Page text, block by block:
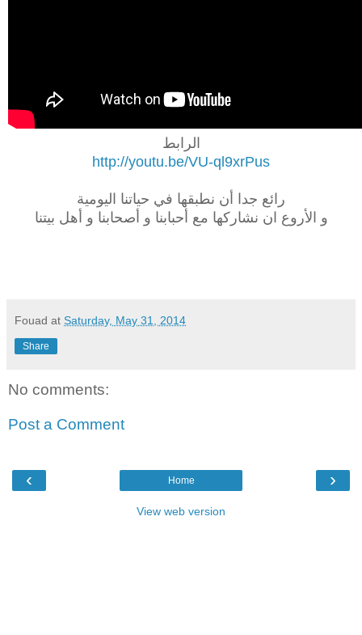
الرابط
http://youtu.be/VU-ql9xrPus
رائع جدا أن نطبقها في حياتنا اليومية
و الأروع ان نشاركها مع أحبابنا و أصحابنا و أهل بيتنا
Fouad at Saturday, May 31, 2014
Share
No comments:
Post a Comment
‹ ›
Home
View web version